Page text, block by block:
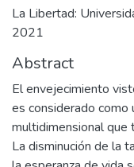
La Libertad:
2021
Abstract
El envejecimiento
es considerado
multidimensional que
La disminución de la